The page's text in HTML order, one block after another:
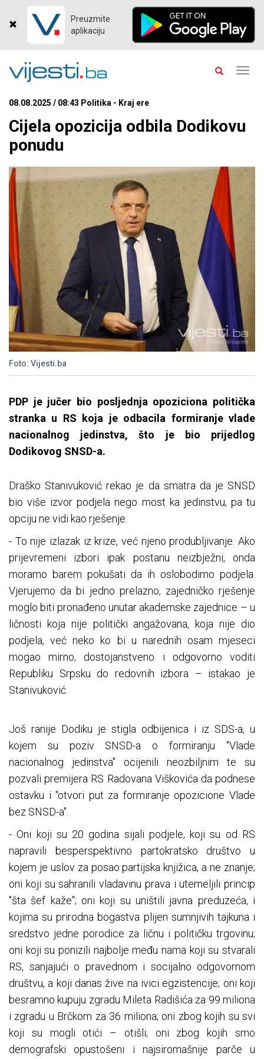
Preuzmite
aplikaciju
08.08.2025 / 08:43 Politika - Kraj ere
Cijela opozicija odbila Dodikovu
ponudu
Foto: Vijesti.ba
PDP je jučer bio posljednja opoziciona politička
stranka u RS koja je odbacila formiranje vlade
nacionalnog jedinstva, što je bio prijedlog
Dodikovog SNSD-a.
Draško Stanivuković rekao je da smatra da je SNSD
bio više izvor podjela nego most ka jedinstvu, pa tu
opciju ne vidi kao rješenje.
- To nije izlazak iz krize, već njeno produbljivanje. Ako
prijevremeni izbori ipak postanu neizbježni, onda
moramo barem pokušati da ih oslobodimo podjela.
Vjerujemo da bi jedno prelazno, zajedničko rješenje
moglo biti pronađeno unutar akademske zajednice – u
ličnosti koja nije politički angažovana, koja nije dio
podjela, već neko ko bi u narednih osam mjeseci
mogao mirno, dostojanstveno i odgovorno voditi
Republiku Srpsku do redovnih izbora – istakao je
Stanivuković.
Još ranije Dodiku je stigla odbijenica i iz SDS-a, u
kojem su poziv SNSD-a o formiranju "Vlade
nacionalnog jedinstva" ocijenili neozbiljnim te su
pozvali premijera RS Radovana Viškovića da podnese
ostavku i "otvori put za formiranje opozicione Vlade
bez SNSD-a".
- Oni koji su 20 godina sijali podjele, koji su od RS
napravili besperspektivno partokratsko društvo u
kojem je uslov za posao partijska knjižica, a ne znanje;
oni koji su sahranili vladavinu prava i utemeljili princip
''šta šef kaže''; oni koji su uništili javna preduzeća, i
kojima su prirodna bogastva plijen sumnjivih tajkuna i
sredstvo jedne porodice za ličnu i političku trgovinu;
oni koji su ponizili najbolje među nama koji su stvarali
RS, sanjajući o pravednom i socijalno odgovornom
društvu, a koji danas žive na ivici egzistencije; oni koji
besramno kupuju zgradu Mileta Radišića za 99 miliona
i zgradu u Brčkom za 36 miliona; oni zbog kojih su svi
koji su mogli otići – otišli; oni zbog kojih smo
demografski opustošeni i najsiromašnije parče u